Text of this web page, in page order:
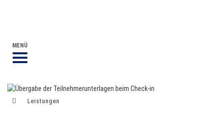
MENÜ
Leistungen